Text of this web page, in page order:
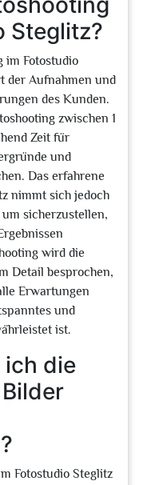
Steglitz?
im Fotostudio
der Aufnahmen und
des Kunden.
zwischen 1
Zeit für
und
Das erfahrene
nimmt sich jedoch
sicherzustellen,
wird die
Detail besprochen,
Erwartungen
und
ist.
ich die
Fotostudio Steglitz